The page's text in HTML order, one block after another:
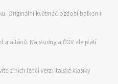
Originální květináč ozdobí balkon i
a altánů. Na studny a ČOV ale platí
z nich lehčí verzi italské klasiky